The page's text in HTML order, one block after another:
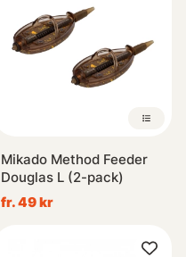
Mikado Method Feeder
Douglas L (2-pack)
fr. 49 kr